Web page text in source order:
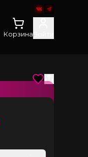
Корзина